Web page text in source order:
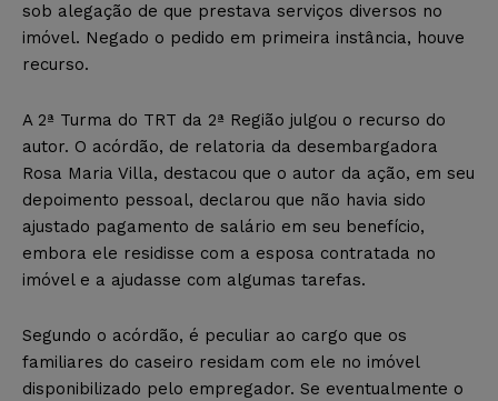
sob alegação de que prestava serviços diversos no
imóvel. Negado o pedido em primeira instância, houve
recurso.
A 2ª Turma do TRT da 2ª Região julgou o recurso do
autor. O acórdão, de relatoria da desembargadora
Rosa Maria Villa, destacou que o autor da ação, em seu
depoimento pessoal, declarou que não havia sido
ajustado pagamento de salário em seu benefício,
embora ele residisse com a esposa contratada no
imóvel e a ajudasse com algumas tarefas.
Segundo o acórdão, é peculiar ao cargo que os
familiares do caseiro residam com ele no imóvel
disponibilizado pelo empregador. Se eventualmente o